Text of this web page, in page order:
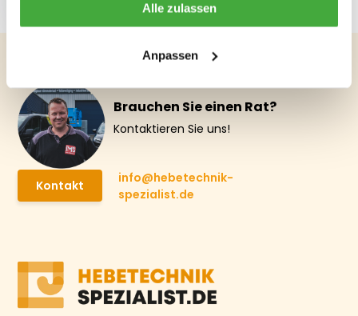
Alle zulassen
Anpassen
Brauchen Sie einen Rat?
Kontaktieren Sie uns!
Kontakt
info@hebetechnik-
spezialist.de